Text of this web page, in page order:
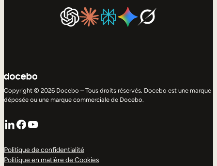
Copyright © 2026 Docebo – Tous droits réservés. Docebo est une marque
déposée ou une marque commerciale de Docebo.
LinkedIn
Facebook
YouTube
Politique de confidentialité
Politique en matière de Cookies